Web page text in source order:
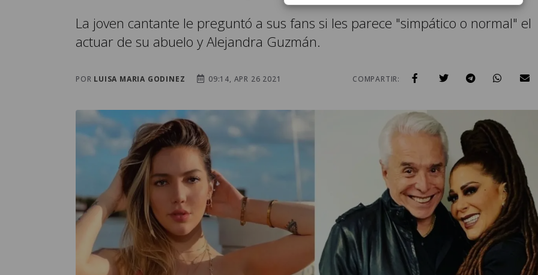
La joven cantante le preguntó a sus fans si les parece "simpático o normal" el
actuar de su abuelo y Alejandra Guzmán.
POR LUISA MARIA GODINEZ 09:14, APR 26 2021 COMPARTIR: